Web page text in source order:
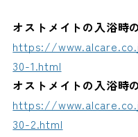
オストメイトの入浴時
https://
30-1.html
オストメイトの入浴時
https://
30-2.html